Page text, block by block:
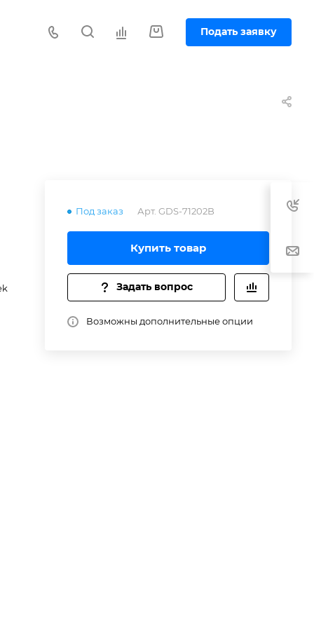
Подать заявку
Под заказ Арт. GDS-71202B
Купить товар
Задать вопрос
Возможны дополнительные опции